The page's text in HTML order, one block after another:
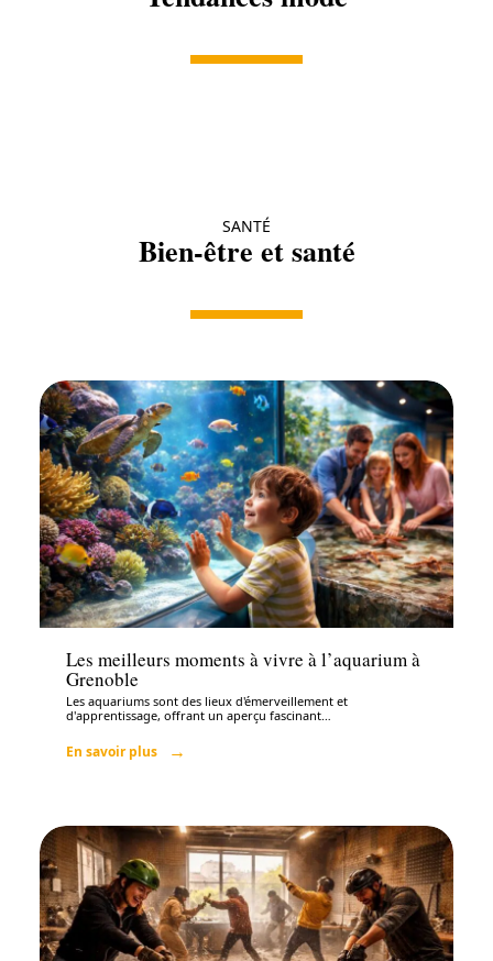
SANTÉ
Bien-être et santé
Santé
Les meilleurs moments à vivre à l’aquarium à
Grenoble
Les aquariums sont des lieux d'émerveillement et
d'apprentissage, offrant un aperçu fascinant…
En savoir plus